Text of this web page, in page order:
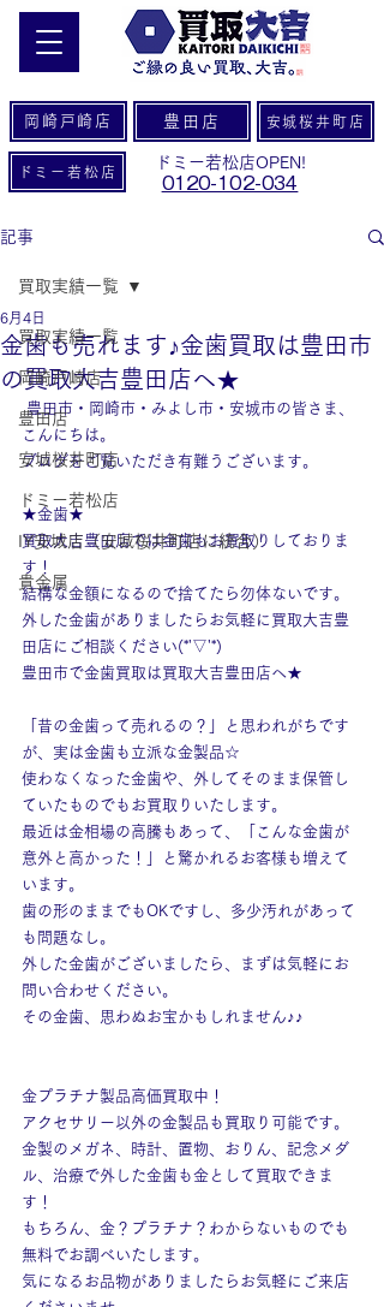
岡崎戸崎店 豊田店 安城桜井町店
ドミー若松店
ドミー若松店OPEN!
0120-102-034
記事
買取実績一覧
岡崎戸崎店
豊田店
安城桜井町店
ドミー若松店
IY安城店（安城桜井町店に統合）
貴金属
買取実績一覧
金歯も売れます♪金歯買取は豊田市
の買取大吉豊田店へ★
6月4日
豊田市・岡崎市・みよし市・安城市の皆さま、
こんにちは。
ブログをご覧いただき有難うございます。
★金歯★
買取大吉豊田店では金歯もお買取りしておりま
す！
結構な金額になるので捨てたら勿体ないです。
外した金歯がありましたらお気軽に買取大吉豊
田店にご相談ください(*'▽'*)
豊田市で金歯買取は買取大吉豊田店へ★
「昔の金歯って売れるの？」と思われがちです
が、実は金歯も立派な金製品☆
使わなくなった金歯や、外してそのまま保管し
ていたものでもお買取りいたします。
最近は金相場の高騰もあって、「こんな金歯が
意外と高かった！」と驚かれるお客様も増えて
います。
歯の形のままでもOKですし、多少汚れがあって
も問題なし。
外した金歯がございましたら、まずは気軽にお
問い合わせください。
その金歯、思わぬお宝かもしれません♪♪
金プラチナ製品高価買取中！
アクセサリー以外の金製品も買取り可能です。
金製のメガネ、時計、置物、おりん、記念メダ
ル、治療で外した金歯も金として買取できま
す！
もちろん、金？プラチナ？わからないものでも
無料でお調べいたします。
気になるお品物がありましたらお気軽にご来店